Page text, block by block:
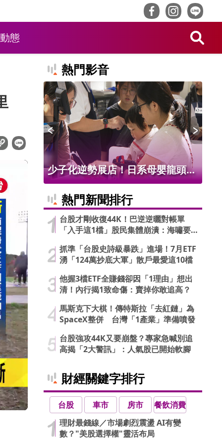
態
熱門影音
少子化逆勢展店！日系母嬰龍頭插
熱門新聞排行
台股才剛收復44K！巴逆逆曬對帳單
「入手這1檔」股民集體崩潰：海嘯要
抓準「台股史詩級暴跌」進場！7月ETF
湧「124萬抄底大軍」散戶最愛這10檔
他握3檔ETF全賺錢卻因「1理由」想出
清！內行揭1致命傷：賣掉你敢追高？
馬斯克下大棋！傳特斯拉「去紅鏈」為
SpaceX整併 台灣「1產業」準備噴發
台股強攻44K又要崩盤？專家急喊別追
高揭「2大警訊」：人氣股已開始軟腳
財經關鍵字排行
台股 車市 房市
餐飲消費
理財最錢線／市場劇烈震盪 AI有變
數？"美股選擇權"靈活布局